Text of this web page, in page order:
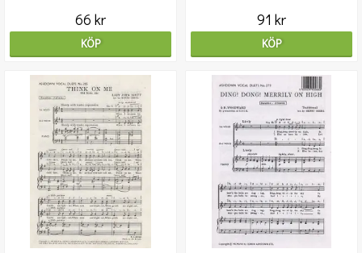
66 kr
KÖP
91 kr
KÖP